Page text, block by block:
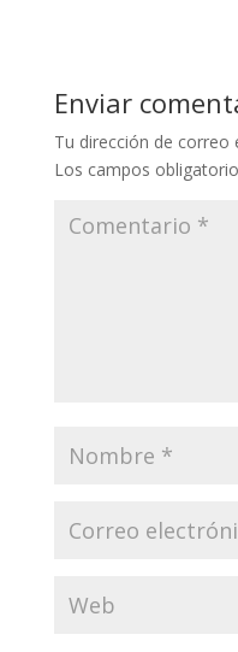
Enviar
Tu dirección de correo
Los campos